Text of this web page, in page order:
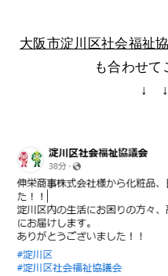
大阪市淀川区社会福祉
も合わせて
↓